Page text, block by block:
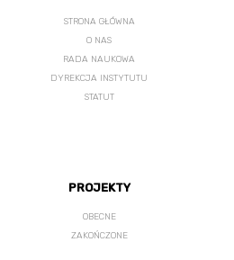
STRONA GŁÓWNA
O NAS
RADA NAUKOWA
DYREKCJA INSTYTUTU
STATUT
PROJEKTY
OBECNE
ZAKOŃCZONE